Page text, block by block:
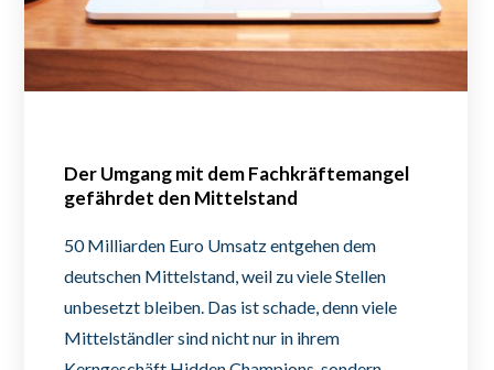
Der Umgang mit dem Fachkräftemangel
gefährdet den Mittelstand
50 Milliarden Euro Umsatz entgehen dem
deutschen Mittelstand, weil zu viele Stellen
unbesetzt bleiben. Das ist schade, denn viele
Mittelständler sind nicht nur in ihrem